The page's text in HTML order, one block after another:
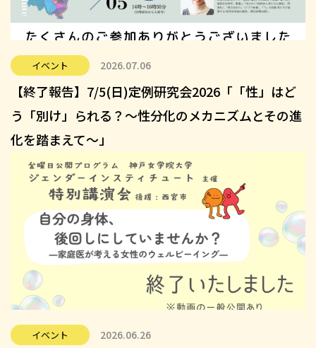
イベント 2026.07.06
【終了報告】7/5(日)定例研究会2026「「性」はど
う「別け」られる？～性分化のメカニズムとその進
化を踏まえて～」
イベント 2026.06.26